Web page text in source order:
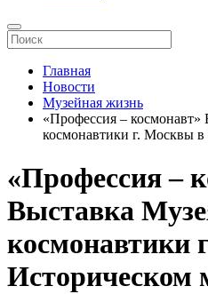
Главная
Новости
Музейная жизнь
«Профессия – космонавт»
космонавтики г. Москвы в
«Профессия –
Выставка
космонавтики
Историческом